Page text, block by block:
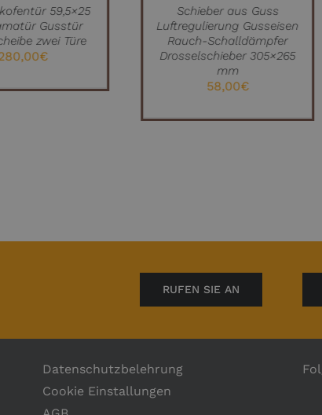
59,5×25
Gusstür
zwei Türe
€
Schieber aus Guss
Luftregulierung Gusseisen
Rauch-Schalldämpfer
Drosselschieber 305×265
mm
58,00€
RUFEN SIE AN
Datenschutzbelehrung
Cookie Einstallungen